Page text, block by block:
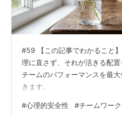
#59 【この記事でわかること
理に直さず、それが活きる配置
チームのパフォーマンスを最
きます。
#心理的安全性 #チームワーク